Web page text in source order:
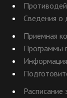
Сведения о
Приемная
Программы
Расписание